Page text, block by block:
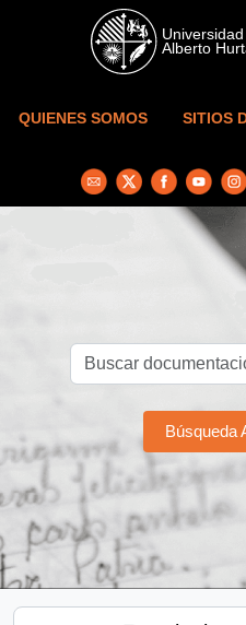
Skip to main content
QUIENES SOMOS SITIOS
Búsqueda